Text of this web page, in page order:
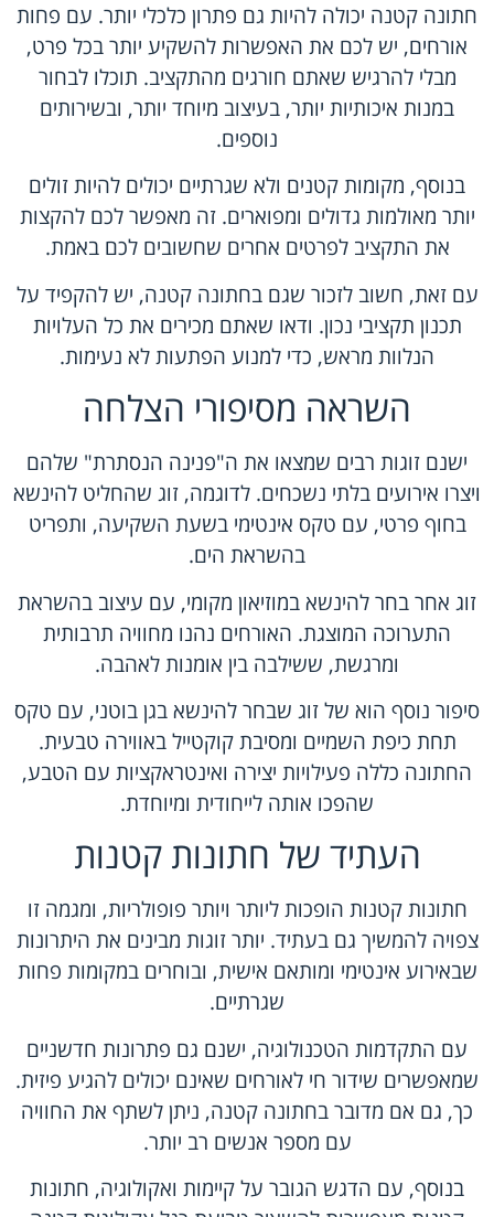
חתונה קטנה יכולה להיות גם פתרון כלכלי יותר. עם פחות
אורחים, יש לכם את האפשרות להשקיע יותר בכל פרט,
מבלי להרגיש שאתם חורגים מהתקציב. תוכלו לבחור
במנות איכותיות יותר, בעיצוב מיוחד יותר, ובשירותים
נוספים.
בנוסף, מקומות קטנים ולא שגרתיים יכולים להיות זולים
יותר מאולמות גדולים ומפוארים. זה מאפשר לכם להקצות
את התקציב לפרטים אחרים שחשובים לכם באמת.
עם זאת, חשוב לזכור שגם בחתונה קטנה, יש להקפיד על
תכנון תקציבי נכון. ודאו שאתם מכירים את כל העלויות
הנלוות מראש, כדי למנוע הפתעות לא נעימות.
השראה מסיפורי הצלחה
ישנם זוגות רבים שמצאו את ה"פנינה הנסתרת" שלהם
ויצרו אירועים בלתי נשכחים. לדוגמה, זוג שהחליט להינשא
בחוף פרטי, עם טקס אינטימי בשעת השקיעה, ותפריט
בהשראת הים.
זוג אחר בחר להינשא במוזיאון מקומי, עם עיצוב בהשראת
התערוכה המוצגת. האורחים נהנו מחוויה תרבותית
ומרגשת, ששילבה בין אומנות לאהבה.
סיפור נוסף הוא של זוג שבחר להינשא בגן בוטני, עם טקס
תחת כיפת השמיים ומסיבת קוקטייל באווירה טבעית.
החתונה כללה פעילויות יצירה ואינטראקציות עם הטבע,
שהפכו אותה לייחודית ומיוחדת.
העתיד של חתונות קטנות
חתונות קטנות הופכות ליותר ויותר פופולריות, ומגמה זו
צפויה להמשיך גם בעתיד. יותר זוגות מבינים את היתרונות
שבאירוע אינטימי ומותאם אישית, ובוחרים במקומות פחות
שגרתיים.
עם התקדמות הטכנולוגיה, ישנם גם פתרונות חדשניים
שמאפשרים שידור חי לאורחים שאינם יכולים להגיע פיזית.
כך, גם אם מדובר בחתונה קטנה, ניתן לשתף את החוויה
עם מספר אנשים רב יותר.
בנוסף, עם הדגש הגובר על קיימות ואקולוגיה, חתונות